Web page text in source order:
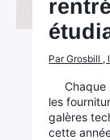
Par Grosbill
Chaque
les
galères
cette